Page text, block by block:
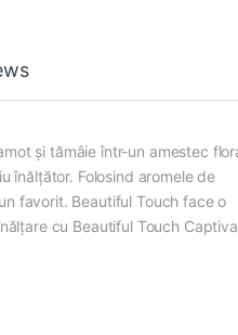
și tămâie într-un amestec
înălțător. Folosind aromele de
favorit. Beautiful Touch face o
cu Beautiful Touch